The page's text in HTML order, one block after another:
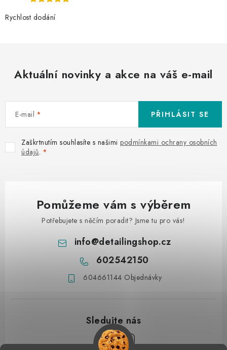
Rychlost dodání
Aktuální novinky a akce na váš e-mail
E-mail
Zaškrtnutím souhlasíte s našimi podmínkami ochrany osobních
údajů.
PŘIHLÁSIT SE
Pomůžeme vám s výběrem
Potřebujete s něčím poradit? Jsme tu pro vás!
info@detailingshop.cz
602542150
604661144 Objednávky